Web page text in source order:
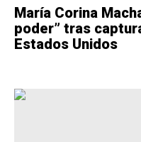
María Corina
poder” tras
Estados Unidos